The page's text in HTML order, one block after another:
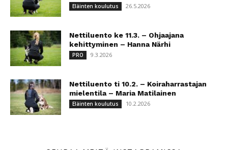
Eläinten koulutus 26.5.2026
Nettiluento ke 11.3. – Ohjaajana
kehittyminen – Hanna Närhi
PRO 9.3.2026
Nettiluento ti 10.2. – Koiraharrastajan
mielentila – Maria Matilainen
Eläinten koulutus 10.2.2026